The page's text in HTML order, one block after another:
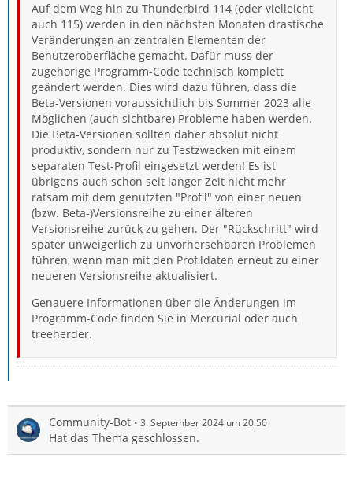
Auf dem Weg hin zu Thunderbird 114 (oder vielleicht
auch 115) werden in den nächsten Monaten drastische
Veränderungen an zentralen Elementen der
Benutzeroberfläche gemacht. Dafür muss der
zugehörige Programm-Code technisch komplett
geändert werden. Dies wird dazu führen, dass die
Beta-Versionen voraussichtlich bis Sommer 2023 alle
Möglichen (auch sichtbare) Probleme haben werden.
Die Beta-Versionen sollten daher absolut nicht
produktiv, sondern nur zu Testzwecken mit einem
separaten Test-Profil eingesetzt werden! Es ist
übrigens auch schon seit langer Zeit nicht mehr
ratsam mit dem genutzten "Profil" von einer neuen
(bzw. Beta-)Versionsreihe zu einer älteren
Versionsreihe zurück zu gehen. Der "Rückschritt" wird
später unweigerlich zu unvorhersehbaren Problemen
führen, wenn man mit den Profildaten erneut zu einer
neueren Versionsreihe aktualisiert.
Genauere Informationen über die Änderungen im
Programm-Code finden Sie in Mercurial oder auch
treeherder.
Community-Bot 3. September 2024 um 20:50
Hat das Thema geschlossen.